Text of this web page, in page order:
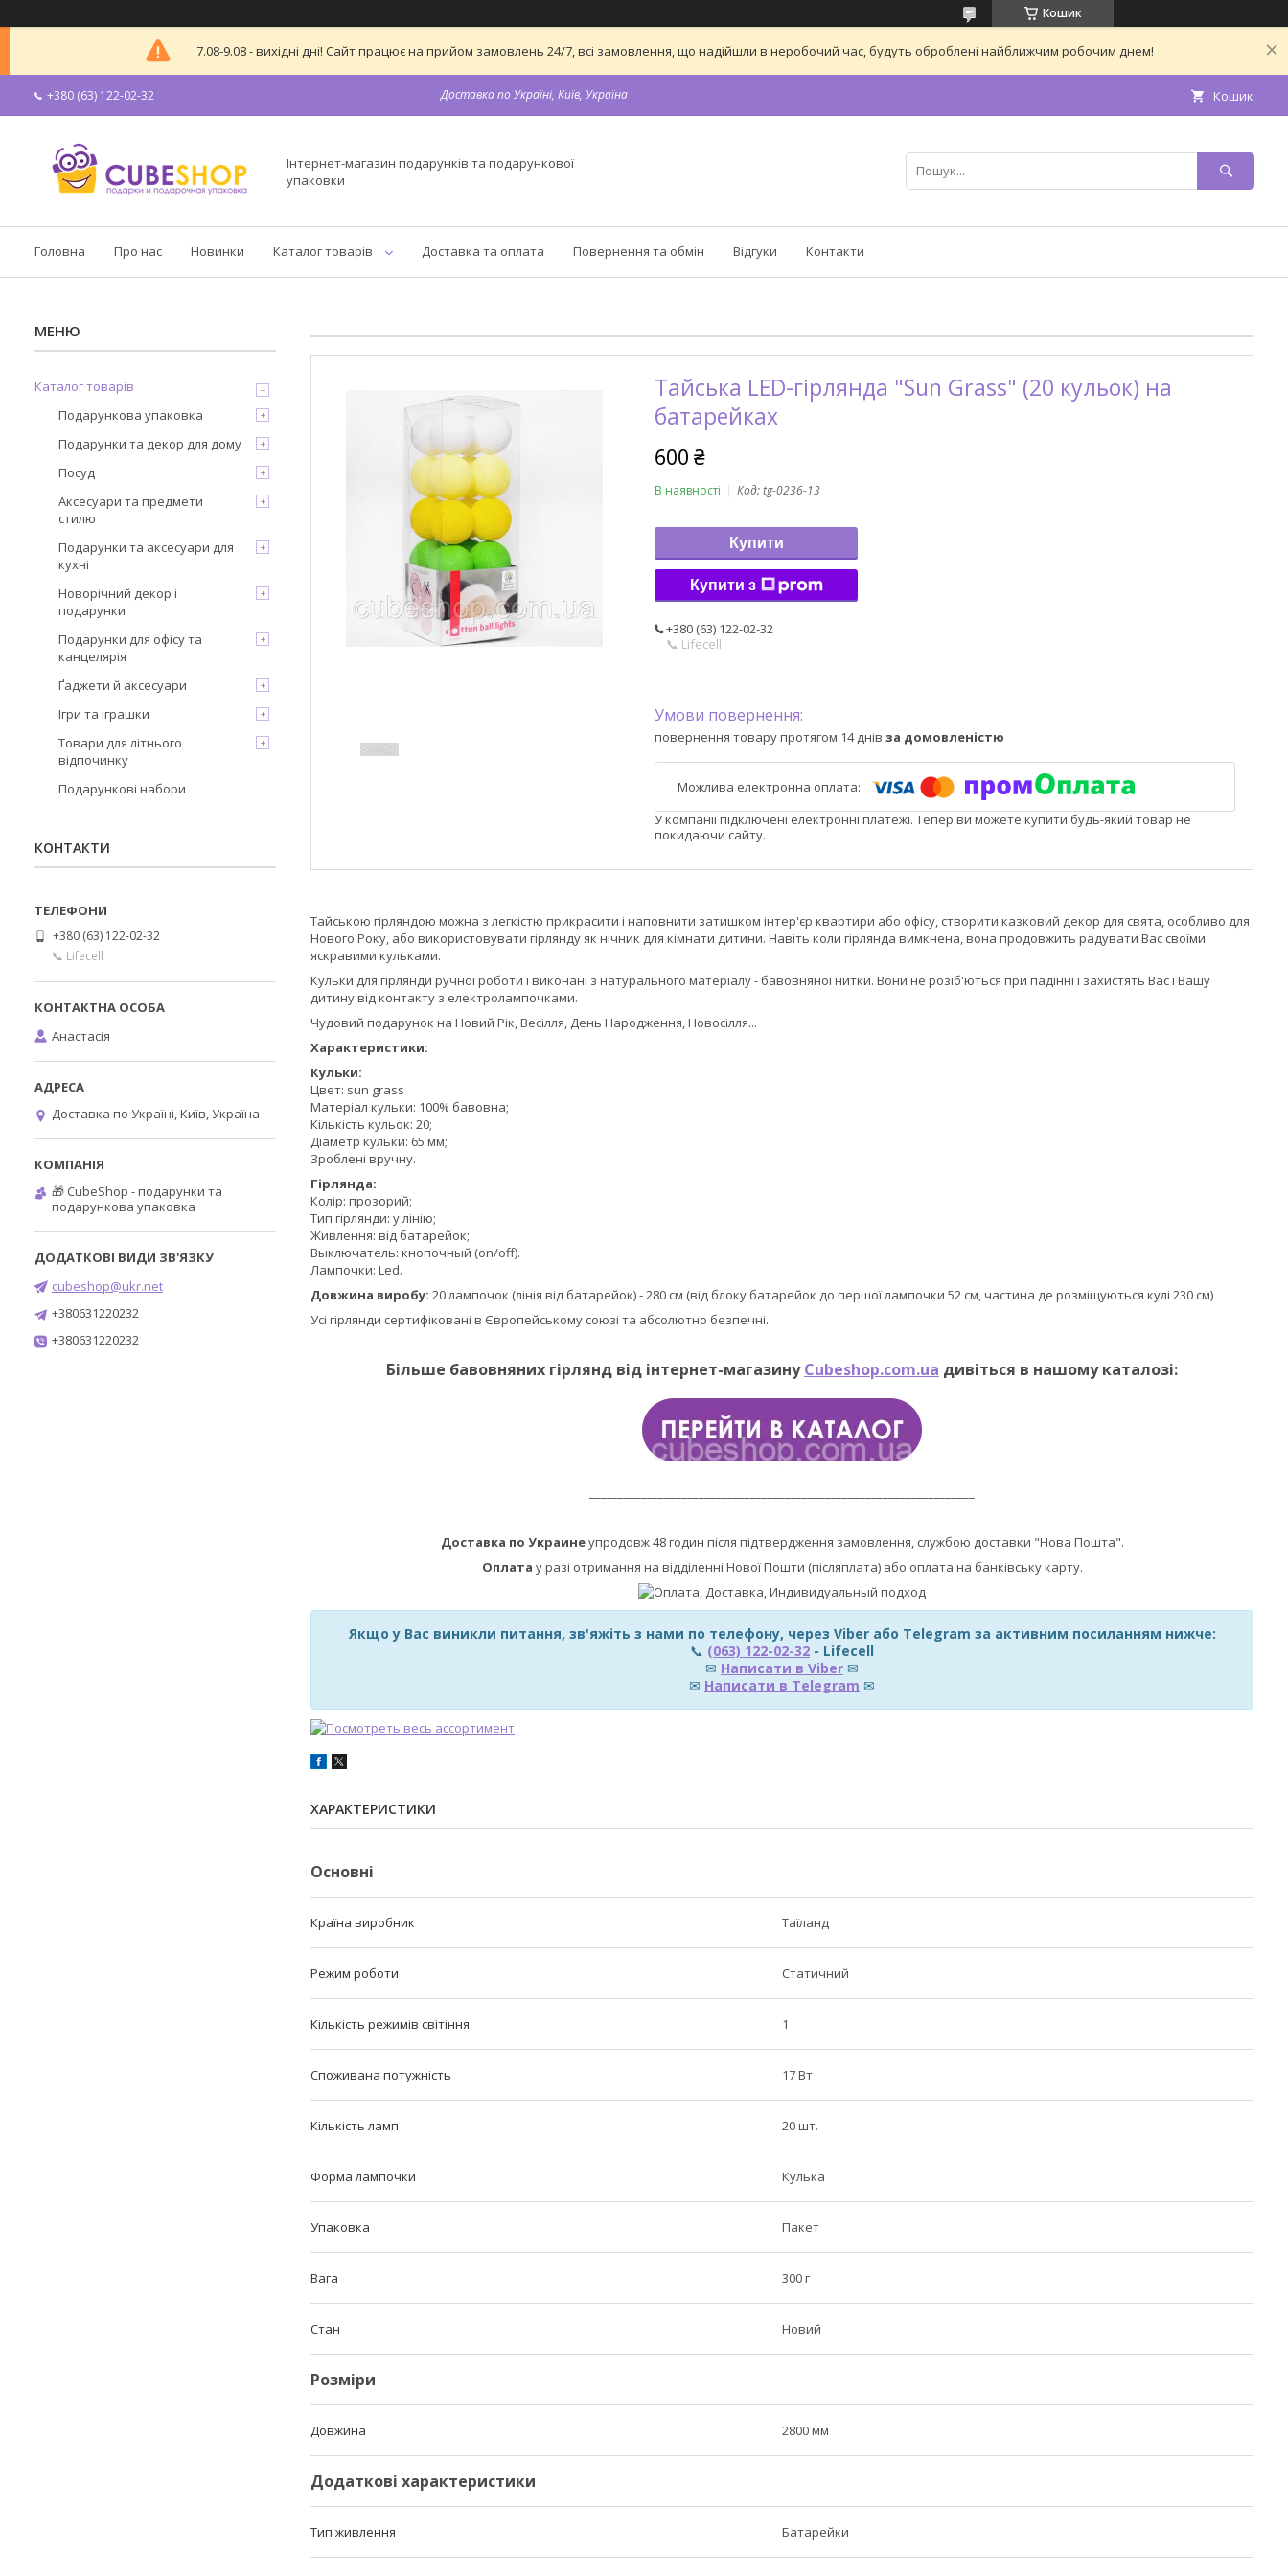
Кошик
7.08-9.08 - вихідні дні! Сайт працює на прийом замовлень 24/7, всі замовлення, що надійшли в неробочий час, будуть оброблені найближчим робочим днем!
+380 (63) 122-02-32 Доставка по Україні, Київ, Україна Кошик
Інтернет-магазин подарунків та подарункової
упаковки
Головна Про нас Новинки Каталог товарів Доставка та оплата Повернення та обмін Відгуки Контакти
Тайська LED-гірлянда "Sun Grass" (20 кульок) на
батарейках
600 ₴
В наявності Код:tg-0236-13
Купити
Купити з
+380 (63) 122-02-32
📞 Lifecell
повернення товару протягом 14 днів за домовленістю
У компанії підключені електронні платежі. Тепер ви можете купити будь-який товар не
покидаючи сайту.
Тайською гірляндою можна з легкістю прикрасити і наповнити затишком інтер'єр квартири або офісу, створити казковий декор для свята, особливо для
Нового Року, або використовувати гірлянду як нічник для кімнати дитини. Навіть коли гірлянда вимкнена, вона продовжить радувати Вас своїми
яскравими кульками.
Кульки для гірлянди ручної роботи і виконані з натурального матеріалу - бавовняної нитки. Вони не розіб'ються при падінні і захистять Вас і Вашу
дитину від контакту з електролампочками.
Чудовий подарунок на Новий Рік, Весілля, День Народження, Новосілля...
Характеристики:
Кульки:
Цвет: sun grass
Матеріал кульки: 100% бавовна;
Кількість кульок: 20;
Діаметр кульки: 65 мм;
Зроблені вручну.
Гірлянда:
Колір: прозорий;
Тип гірлянди: у лінію;
Живлення: від батарейок;
Выключатель: кнопочный (on/off).
Лампочки: Led.
Довжина виробу: 20 лампочок (лінія від батарейок) - 280 см (від блоку батарейок до першої лампочки 52 см, частина де розміщуються кулі 230 см)
Усі гірлянди сертифіковані в Європейському союзі та абсолютно безпечні.
Більше бавовняних гірлянд від інтернет-магазинуCubeshop.com.ua дивіться в нашому каталозі:
Доставка по Украинеупродовж 48 годин після підтвердження замовлення, службою доставки "Нова Пошта".
Оплата у разі отримання на відділенні Нової Пошти (післяплата) або оплата на банківську карту.
Якщо у Вас виникли питання, зв'яжіть з нами по телефону, через Viber або Telegram за активним посиланням нижче:
📞 (063) 122-02-32 - Lifecell
✉ Написати в Viber ✉
✉ Написати в Telegram ✉
ХАРАКТЕРИСТИКИ
Основні
Країна виробник Таїланд
Режим роботи Статичний
Кількість режимів світіння 1
Споживана потужність 17 Вт
Кількість ламп 20 шт.
Форма лампочки Кулька
Упаковка Пакет
Вага 300 г
Стан Новий
Розміри
Довжина 2800 мм
Додаткові характеристики
Тип живлення Батарейки
Каталог товарів
Подарункова упаковка
Подарунки та декор для дому
Посуд
Аксесуари та предмети
стилю
Подарунки та аксесуари для
кухні
Новорічний декор і
подарунки
Подарунки для офісу та
канцелярія
Ґаджети й аксесуари
Ігри та іграшки
Товари для літнього
відпочинку
Подарункові набори
КОНТАКТИ
+380 (63) 122-02-32
📞 Lifecell
Анастасія
Доставка по Україні, Київ, Україна
🎁 CubeShop - подарунки та
подарункова упаковка
cubeshop@ukr.net
+380631220232
+380631220232